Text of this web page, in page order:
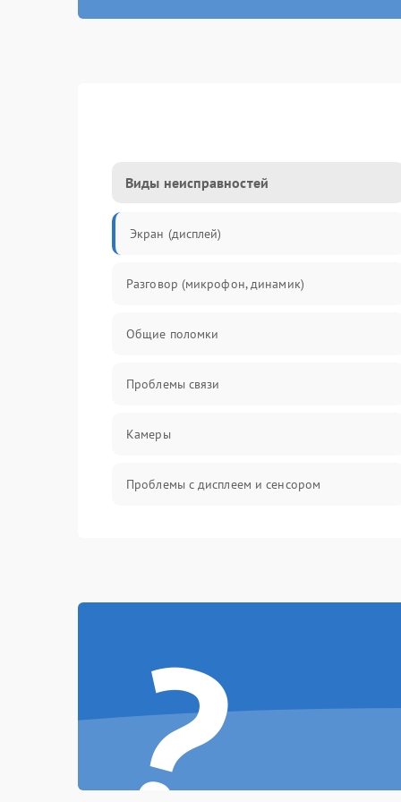
Виды неисправностей
Экран (дисплей)
Разговор (микрофон, динамик)
Общие поломки
Проблемы связи
Камеры
Проблемы с дисплеем и сенсором
аккумулятором
?